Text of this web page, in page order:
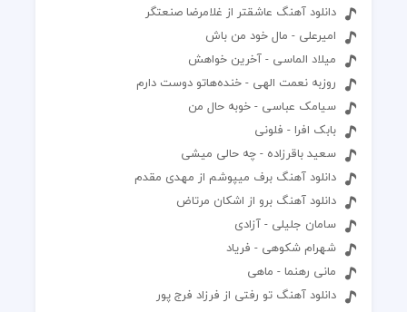
دانلود آهنگ عاشقتر از غلامرضا صنعتگر
امیرعلی - مال خود من باش
میلاد الماسی - آخرین خواهش
روزبه نعمت الهی - خنده‌هاتو دوست دارم
سیامک عباسی - خوبه حال من
بابک افرا - فلونی
سعید باقرزاده - چه حالی میشی
دانلود آهنگ برف میپوشم از مهدی مقدم
دانلود آهنگ برو از اشکان مرتاض
سامان جلیلی - آزادی
شهرام شکوهی - فریاد
مانی رهنما - ماهی
دانلود آهنگ تو رفتی از فرزاد فرج پور